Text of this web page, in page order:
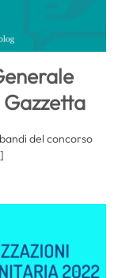
del concorso